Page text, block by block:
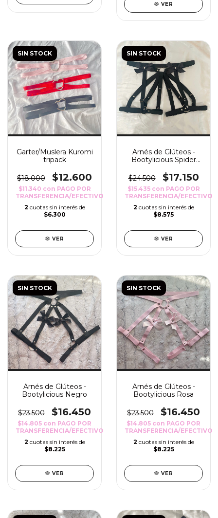
VER
SIN STOCK
Garter/Muslera Kuromi
tripack
$18.000 $12.600
$11.340 con PAGO POR
TRANSFERENCIA/EFECTIVO
2 cuotas sin interés de
$6.300
VER
SIN STOCK
Arnés de Glúteos -
Bootylicious Spider
$24.500
$17.150
$15.435 con PAGO POR
TRANSFERENCIA/EFECTIVO
2 cuotas sin interés de
$8.575
VER
SIN STOCK
Arnés de Glúteos -
Bootylicious Negro
$23.500 $16.450
$14.805 con PAGO POR
TRANSFERENCIA/EFECTIVO
2 cuotas sin interés de
$8.225
VER
SIN STOCK
Arnés de Glúteos -
Bootylicious Rosa
$23.500 $16.450
$14.805 con PAGO POR
TRANSFERENCIA/EFECTIVO
2 cuotas sin interés de
$8.225
VER